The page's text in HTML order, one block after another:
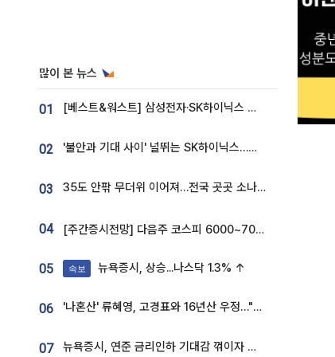
많이 본 뉴스
01 [베스트&워스트] 삼성전자·SK하이닉스 밀린 한 주…상상인증권은 85% 급등
02 '불안과 기대 사이' 널뛰는 SK하이닉스…증권가 "HBM4·LTA 기반 펀터멘털 견고"
03 35도 안팎 무더위 이어져…전국 곳곳 소나기 [오늘 날씨]
04 [주간증시전망] 다음주 코스피 6000~7000⋯“外人 수급은 정책이 변수”
05 속보 뉴욕증시, 상승...나스닥 1.3% ↑
06 '나혼산' 류혜영, 고경표와 16년산 우정…"자취방서 부모님과 마주쳐"
07 뉴욕증시, 연준 금리인하 기대감 꺾이자 상승...S&P500 사상 최고치 [종합]